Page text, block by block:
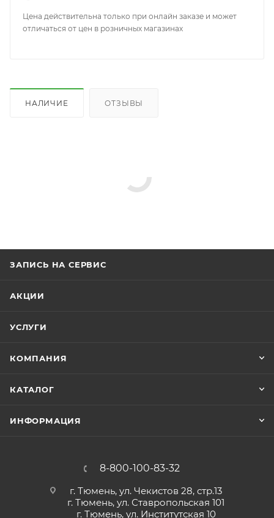
Цена действительна только при онлайн заказе и может
отличаться от цен в розничных магазинах
НАЛИЧИЕ ОТЗЫВЫ
ЗАПИСЬ НА СЕРВИС
АКЦИИ
УСЛУГИ
КОМПАНИЯ
КАТАЛОГ
ИНФОРМАЦИЯ
8-800-100-83-32
г. Тюмень, ул. Чекистов 28, стр.13
г. Тюмень, ул. Ставропольская 101
г. Тюмень, ул. Институтская 10